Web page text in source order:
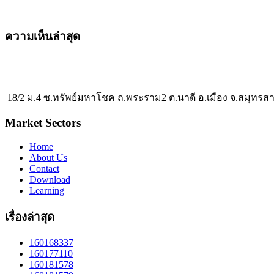
ความเห็นล่าสุด
18/2 ม.4 ซ.ทรัพย์มหาโชค ถ.พระราม2 ต.นาดี อ.เมือง จ.สมุทรส
Market Sectors
Home
About Us
Contact
Download
Learning
เรื่องล่าสุด
160168337
160177110
160181578